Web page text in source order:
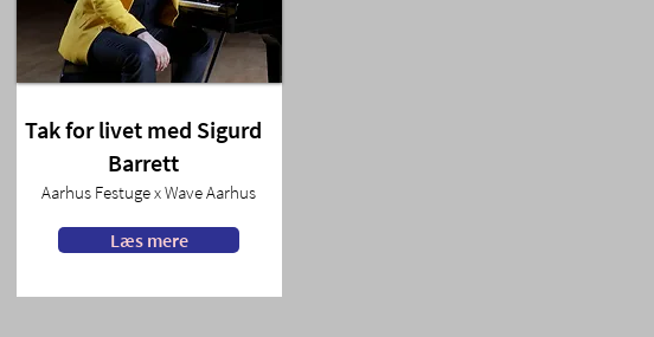
Tak for livet med Sigurd
Barrett
Aarhus Festuge x Wave Aarhus
Læs mere